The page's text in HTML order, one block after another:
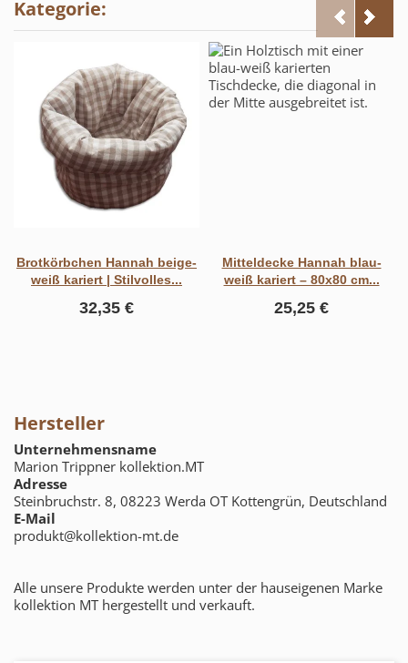
Kategorie:
Brotkörbchen Hannah beige-
weiß kariert | Stilvolles...
32,35 €
Mitteldecke Hannah blau-
weiß kariert – 80x80 cm...
25,25 €
Hersteller
Unternehmensname
Marion Trippner kollektion.MT
Adresse
Steinbruchstr. 8, 08223 Werda OT Kottengrün, Deutschland
E-Mail
produkt@kollektion-mt.de
Alle unsere Produkte werden unter der hauseigenen Marke
kollektion MT hergestellt und verkauft.